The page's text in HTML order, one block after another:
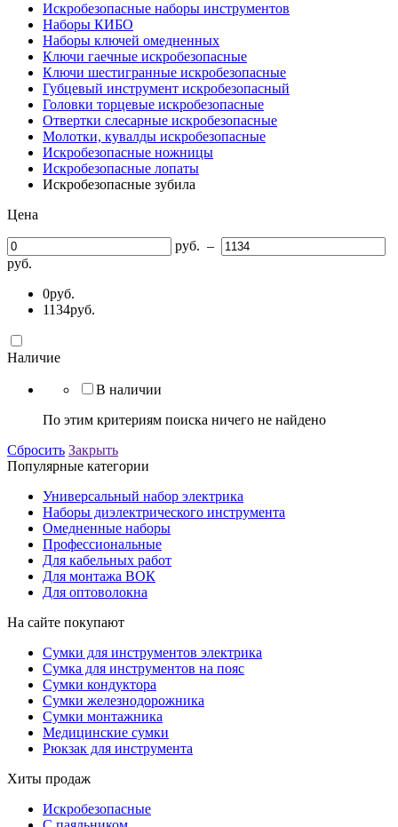
Искробезопасные наборы инструментов
Наборы КИБО
Наборы ключей омедненных
Ключи гаечные искробезопасные
Ключи шестигранные искробезопасные
Губцевый инструмент искробезопасный
Головки торцевые искробезопасные
Отвертки слесарные искробезопасные
Молотки, кувалды искробезопасные
Искробезопасные ножницы
Искробезопасные лопаты
Искробезопасные зубила
Цена
руб. –
руб.
0руб.
1134руб.
Наличие
В наличии
По этим критериям поиска ничего не найдено
Сбросить Закрыть
Популярные категории
Универсальный набор электрика
Наборы диэлектрического инструмента
Омедненные наборы
Профессиональные
Для кабельных работ
Для монтажа ВОК
Для оптоволокна
На сайте покупают
Сумки для инструментов электрика
Сумка для инструментов на пояс
Сумки кондуктора
Сумки железнодорожника
Сумки монтажника
Медицинские сумки
Рюкзак для инструмента
Хиты продаж
Искробезопасные